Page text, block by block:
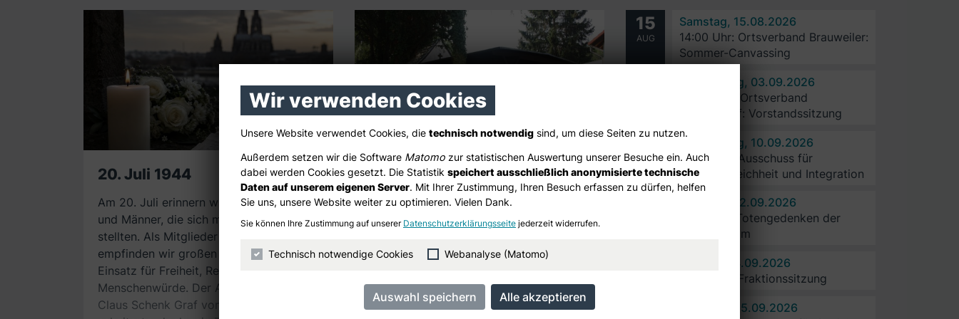
20. Juli 1944
Am 20. Juli erinnern wir an die Frauen
und Männer, die sich mutig gegen Hitler
stellten. Als Mitglieder der CDU
empfinden wir großen Respekt vor ihrem
Einsatz für Freiheit, Recht und
Menschenwürde. Der Anschlag von
Claus Schenk Graf von Stauffenberg
Arbeiten auf dem Alten
Friedhof
In den kommenden Wochen und
auf dem Alten Friedhof durchgeführt.
Ratsmitglied Dirk Lüpschen mit, der sich
nach Eingaben aus der Sinnersdorfer
15
AUG
Samstag, 15.08.2026
14:00 Uhr: Ortsverband Brauweiler:
Sommer-Canvassing
Donnerstag, 03.09.2026
20:00 Uhr: Ortsverband
Sinnersdorf: Vorstandssitzung
10
SEP
Donnerstag, 10.09.2026
18:00 Uhr: Ausschuss für
Chancengleichheit und Integration
Samstag, 12.09.2026
11:00 Uhr: Totengedenken der
CDU Pulheim
Montag, 14.09.2026
18:00 Uhr: Fraktionssitzung
Dienstag, 15.09.2026
Wir verwenden Cookies
Unsere Website verwendet Cookies, die technisch notwendig sind, um diese Seiten zu nutzen.
Außerdem setzen wir die Software Matomo zur statistischen Auswertung unserer Besuche ein. Auch
dabei werden Cookies gesetzt. Die Statistik speichert ausschließlich anonymisierte technische
Daten auf unserem eigenen Server. Mit Ihrer Zustimmung, Ihren Besuch erfassen zu dürfen, helfen
Sie uns, unsere Website weiter zu optimieren. Vielen Dank.
Sie können Ihre Zustimmung auf unserer Datenschutzerklärungsseite jederzeit widerrufen.
Technisch notwendige Cookies Webanalyse (Matomo)